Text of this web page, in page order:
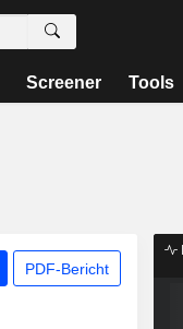
Screener Tools
PDF-Bericht